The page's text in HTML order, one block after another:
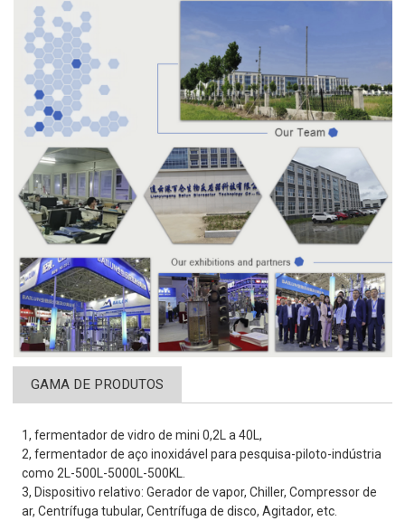
GAMA DE PRODUTOS
1, fermentador de vidro de mini 0,2L a 40L,
2, fermentador de aço inoxidável para pesquisa-piloto-indústria
como 2L-500L-5000L-500KL.
3, Dispositivo relativo: Gerador de vapor, Chiller, Compressor de
ar, Centrífuga tubular, Centrífuga de disco, Agitador, etc.